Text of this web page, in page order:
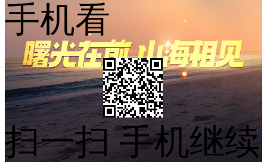
手机看
扫一扫 手机继续